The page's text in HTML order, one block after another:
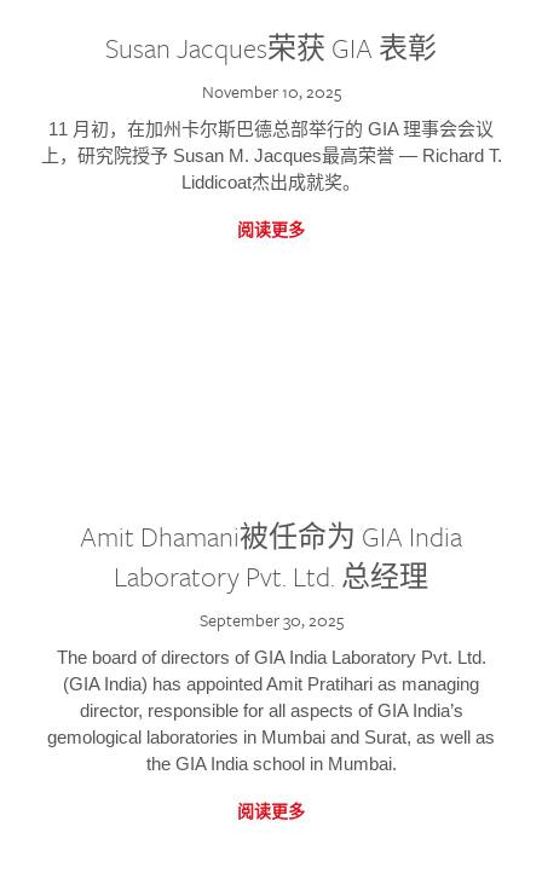
Susan Jacques荣获 GIA 表彰
November 10, 2025
11 月初，在加州卡尔斯巴德总部举行的 GIA 理事会会议
上，研究院授予 Susan M. Jacques最高荣誉 — Richard T.
Liddicoat杰出成就奖。
阅读更多
Amit Dhamani被任命为 GIA India
Laboratory Pvt. Ltd. 总经理
September 30, 2025
The board of directors of GIA India Laboratory Pvt. Ltd.
(GIA India) has appointed Amit Pratihari as managing
director, responsible for all aspects of GIA India’s
gemological laboratories in Mumbai and Surat, as well as
the GIA India school in Mumbai.
阅读更多